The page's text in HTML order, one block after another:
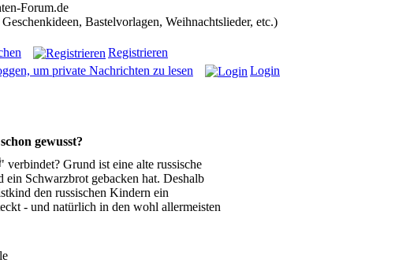
Forum.de
Bastelvorlagen, Weihnachtslieder, etc.)
Registrieren
um private Nachrichten zu lesen
Login
gewusst?
Grund ist eine alte russische
ein Schwarzbrot gebacken hat. Deshalb
den russischen Kindern ein
- und natürlich in den wohl allermeisten